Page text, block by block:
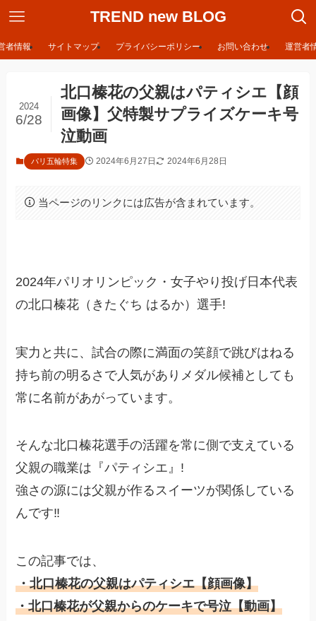
TREND new BLOG
者情報 サイトマップ プライバシーポリシー お問い合わせ 運営者
北口榛花の父親はパティシエ【顔
画像】父特製サプライズケーキ号
泣動画
2024
6/28
パリ五輪特集 2024年6月27日 2024年6月28日
当ページのリンクには広告が含まれています。
2024年パリオリンピック・女子やり投げ日本代表
の北口榛花（きたぐち はるか）選手!
実力と共に、試合の際に満面の笑顔で跳びはねる
持ち前の明るさで人気がありメダル候補としても
常に名前があがっています。
そんな北口榛花選手の活躍を常に側で支えている
父親の職業は『パティシエ』!
強さの源には父親が作るスイーツが関係している
んです‼︎
この記事では、
・北口榛花の父親はパティシエ【顔画像】
・北口榛花が父親からのケーキで号泣【動画】